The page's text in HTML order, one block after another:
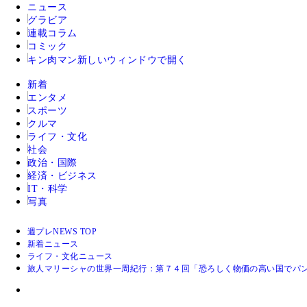
ニュース
グラビア
連載コラム
コミック
キン肉マン 新しいウィンドウで開く
新着
エンタメ
スポーツ
クルマ
ライフ・文化
社会
政治・国際
経済・ビジネス
IT・科学
写真
週プレNEWS TOP
新着ニュース
ライフ・文化ニュース
旅人マリーシャの世界一周紀行：第７４回「恐ろしく物価の高い国でパ